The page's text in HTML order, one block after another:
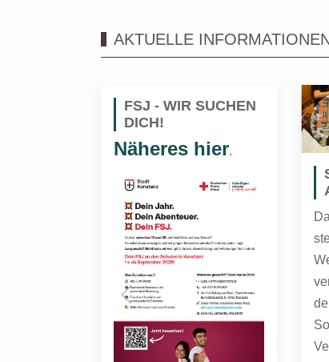
AKTUELLE
FSJ - WIR SUCHEN
DICH!
Näheres hier.